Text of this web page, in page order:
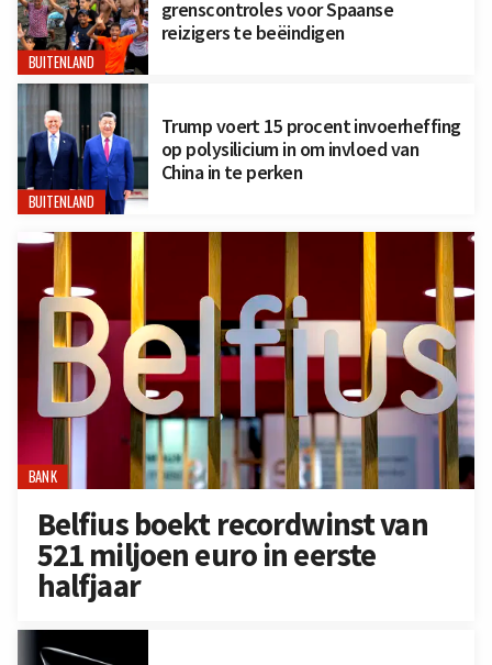
BUITENLAND
grenscontroles voor Spaanse
reizigers te beëindigen
BUITENLAND
Trump voert 15 procent invoerheffing
op polysilicium in om invloed van
China in te perken
BANK
Belfius boekt recordwinst van
521 miljoen euro in eerste
halfjaar